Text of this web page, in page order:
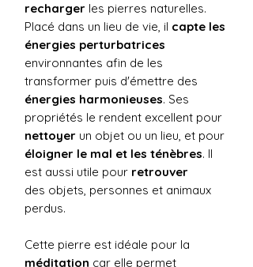
recharger les pierres naturelles.
Placé dans un lieu de vie, il capte les
énergies perturbatrices
environnantes afin de les
transformer puis d'émettre des
énergies harmonieuses. Ses
propriétés le rendent excellent pour
nettoyer un objet ou un lieu, et pour
éloigner le mal et les ténèbres. Il
est aussi utile pour retrouver
des objets, personnes et animaux
perdus.
Cette pierre est idéale pour la
méditation car elle permet